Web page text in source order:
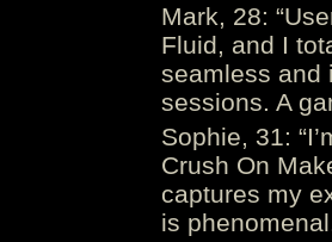
Mark, 28:
Fluid, and I
seamless and
sessions. A
Sophie, 31:
Crush On
captures my
is